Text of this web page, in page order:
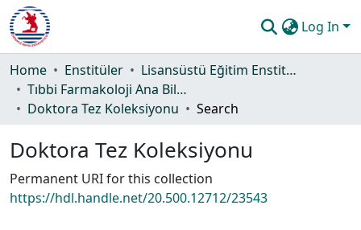
Log In
Communities & Collections
All of DSpace
Home Enstitüler
Lisansüstü Eğitim Enstitüsü
Tıbbi Farmakoloji Ana Bilim Dalı
Doktora Tez Koleksiyonu
Search
Doktora Tez Koleksiyonu
Permanent URI for this collection
https://hdl.handle.net/20.500.12712/23543